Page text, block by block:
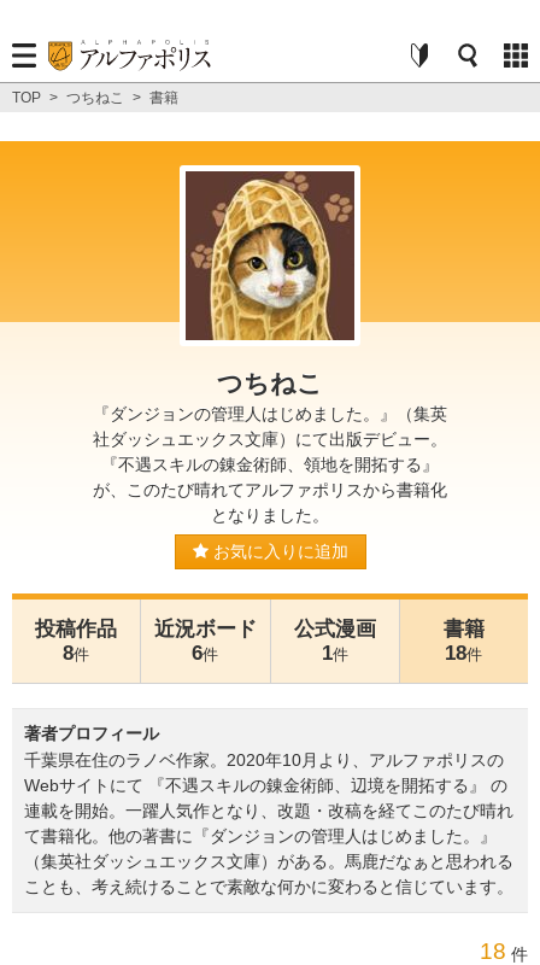
TOP > つちねこ > 書籍
つちねこ
『ダンジョンの管理人はじめました。』（集英
社ダッシュエックス文庫）にて出版デビュー。
『不遇スキルの錬金術師、領地を開拓する』
が、このたび晴れてアルファポリスから書籍化
となりました。
お気に入りに追加
投稿作品
8件
近況ボード
6件
公式漫画
1件
書籍
18件
著者プロフィール
千葉県在住のラノベ作家。2020年10月より、アルファポリスの
Webサイトにて 『不遇スキルの錬金術師、辺境を開拓する』 の
連載を開始。一躍人気作となり、改題・改稿を経てこのたび晴れ
て書籍化。他の著書に『ダンジョンの管理人はじめました。』
（集英社ダッシュエックス文庫）がある。馬鹿だなぁと思われる
ことも、考え続けることで素敵な何かに変わると信じています。
18 件